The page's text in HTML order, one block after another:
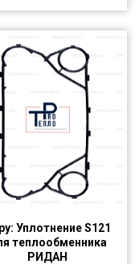
Уплотнение S121
теплообменника
РИДАН